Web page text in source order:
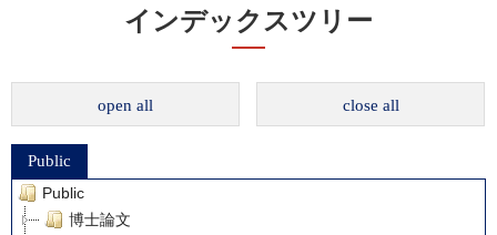
インデックスツリー
open all close all
Public
Public
博士論文